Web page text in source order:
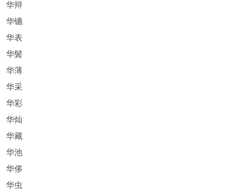
华辩
华镳
华表
华鬓
华薄
华采
华彩
华灿
华藏
华池
华侈
华虫